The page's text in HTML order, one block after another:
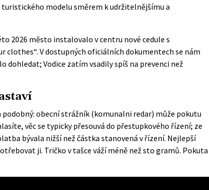
modelu směrem k udržitelnějšímu a
2026 město instalovalo v centru nové cedule s
clothes“. V dostupných oficiálních dokumentech se nám
dohledat; Vodice zatím vsadily spíš na prevenci než
podobný: obecní strážník (komunalni redar) může pokutu
věc se typicky přesouvá do přestupkového řízení; ze
bývala nižší než částka stanovená v řízení. Nejlepší
ji. Tričko v tašce váží méně než sto gramů. Pokuta